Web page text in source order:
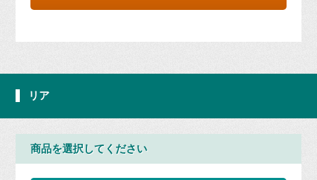
リア
商品を選択してください